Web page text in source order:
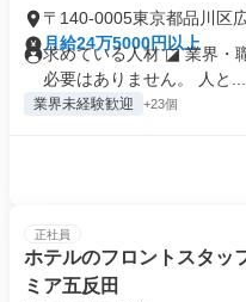
〒140-0005東京都品川区
月給24万5000円以上
求めている人材 ◪ 業界・
必要はありません。 人と...
業界未経験歓迎 +23個
正社員
ホテルのフロントスタッ
ミア五反田